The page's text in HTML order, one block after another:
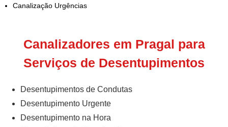
Canalização Urgências
Canalizadores em Pragal para
Serviços de Desentupimentos
Desentupimentos de Condutas
Desentupimento Urgente
Desentupimento na Hora